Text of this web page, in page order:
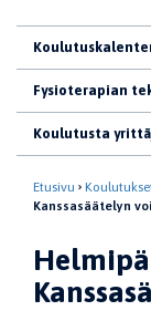
Fysioterapian
Koulutusta
Etusivu
Kanssasäätelyn